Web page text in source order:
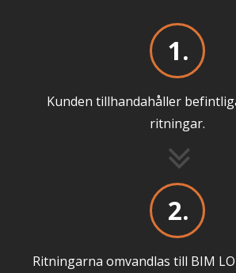
1.
Kunden tillhandahåller
ritningar.
2.
Ritningarna omvandlas till BIM